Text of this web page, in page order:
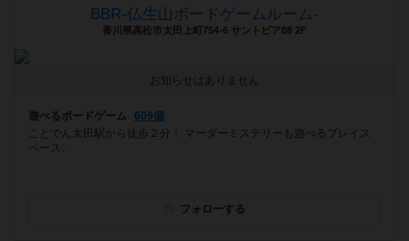
BBR-仏生山ボードゲームルーム-
香川県高松市太田上町754-6 サントピア88 2F
お知らせはありません
遊べるボードゲーム
609個
ことでん太田駅から徒歩２分！ マーダーミステリーも遊べるプレイス
ペース。
フォローする